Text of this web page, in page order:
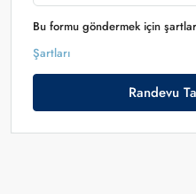
Bu formu göndermek için
Şartları
Randevu